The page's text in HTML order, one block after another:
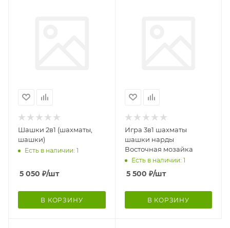
Шашки 2в1 (шахматы,
шашки)
Есть в наличии: 1
5 050 ₽/шт
В КОРЗИНУ
Игра 3в1 шахматы
шашки нарды
Восточная мозайка
Есть в наличии: 1
5 500 ₽/шт
В КОРЗИНУ